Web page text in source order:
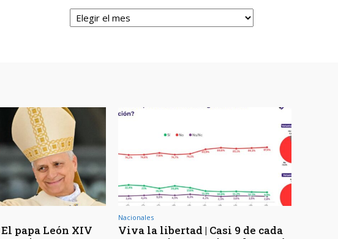
Archivos
papa León XIV
Nacionales
Viva la libertad | Casi 9 de cada